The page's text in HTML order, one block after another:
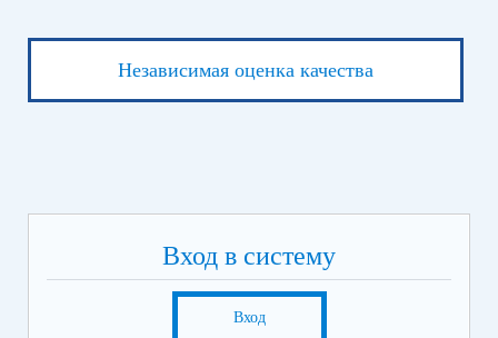
Независимая оценка качества
Вход в систему
Вход